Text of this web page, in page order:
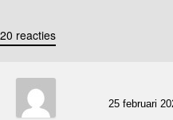
20 reacties
25 februari